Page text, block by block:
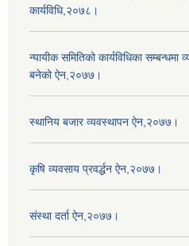
कार्यविधि,२०७८।
न्यायीक समितिको कार्यविधिका सम्बन्धमा
बनेको ऐन,२०७७।
स्थानिय बजार व्यवस्थापन ऐन,२०७७।
कृषि व्यवसाय प्रवर्द्धन ऐन,२०७७।
संस्था दर्ता ऐन,२०७७।